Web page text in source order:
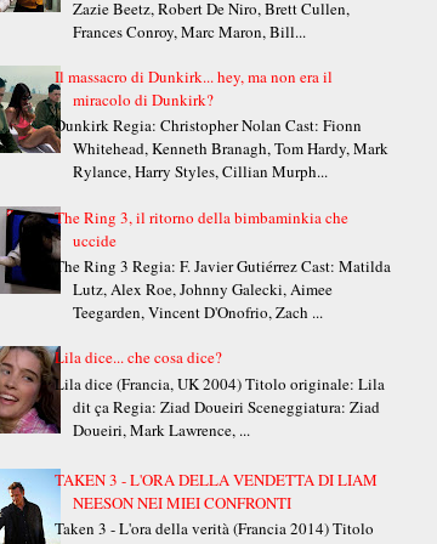
Zazie Beetz, Robert De Niro, Brett Cullen,
Frances Conroy, Marc Maron, Bill...
Il massacro di Dunkirk... hey, ma non era il
miracolo di Dunkirk?
Dunkirk Regia: Christopher Nolan Cast: Fionn
Whitehead, Kenneth Branagh, Tom Hardy, Mark
Rylance, Harry Styles, Cillian Murph...
The Ring 3, il ritorno della bimbaminkia che
uccide
The Ring 3 Regia: F. Javier Gutiérrez Cast: Matilda
Lutz, Alex Roe, Johnny Galecki, Aimee
Teegarden, Vincent D'Onofrio, Zach ...
Lila dice... che cosa dice?
Lila dice (Francia, UK 2004) Titolo originale: Lila
dit ça Regia: Ziad Doueiri Sceneggiatura: Ziad
Doueiri, Mark Lawrence, ...
TAKEN 3 - L'ORA DELLA VENDETTA DI LIAM
NEESON NEI MIEI CONFRONTI
Taken 3 - L'ora della verità (Francia 2014) Titolo